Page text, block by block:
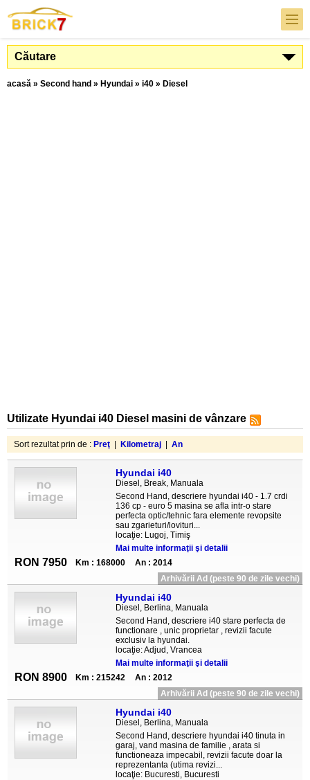
Căutare
acasă » Second hand » Hyundai » i40 » Diesel
Utilizate Hyundai i40 Diesel masini de vânzare
Sort rezultat prin de : Preţ Kilometraj An
Hyundai i40
Diesel, Break, Manuala
Second Hand, descriere hyundai i40 - 1.7 crdi
136 cp - euro 5 masina se afla intr-o stare
perfecta optic/tehnic fara elemente revopsite
sau zgarieturi/lovituri...
locaţie: Lugoj, Timiş
Mai multe informaţii şi detalii
RON 7950 Km : 168000
An : 2014
Arhivării Ad (peste 90 de zile vechi)
Hyundai i40
Diesel, Berlina, Manuala
Second Hand, descriere i40 stare perfecta de
functionare , unic proprietar , revizii facute
exclusiv la hyundai.
locaţie: Adjud, Vrancea
Mai multe informaţii şi detalii
RON 8900 Km : 215242
An : 2012
Arhivării Ad (peste 90 de zile vechi)
Hyundai i40
Diesel, Berlina, Manuala
Second Hand, descriere hyundai i40 tinuta in
garaj, vand masina de familie , arata si
functioneaza impecabil, revizii facute doar la
reprezentanta (utima revizi...
locaţie: Bucuresti, Bucuresti